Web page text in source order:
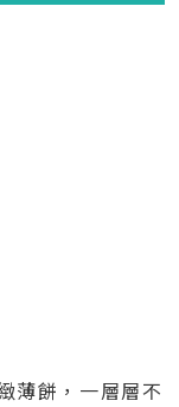
薄餅，一層層不